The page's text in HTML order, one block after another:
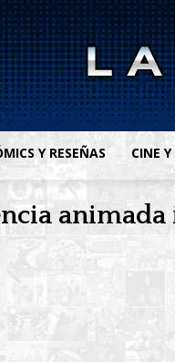
Y RESEÑAS CINE Y